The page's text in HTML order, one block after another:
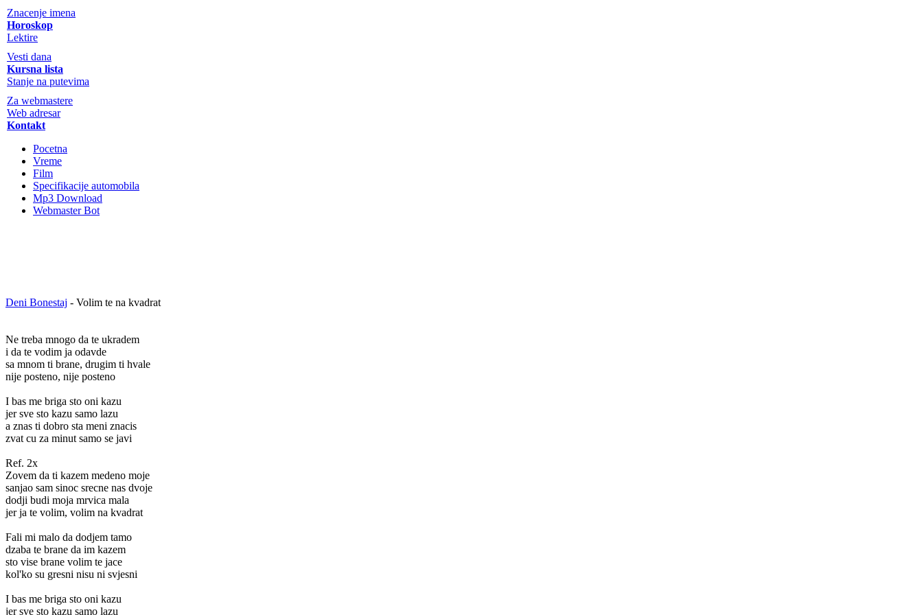
Znacenje imena
Horoskop
Lektire
Vesti dana
Kursna lista
Stanje na putevima
Za webmastere
Web adresar
Kontakt
Pocetna
Vreme
Film
Specifikacije automobila
Mp3 Download
Webmaster Bot
Deni Bonestaj - Volim te na kvadrat
Ne treba mnogo da te ukradem
i da te vodim ja odavde
sa mnom ti brane, drugim ti hvale
nije posteno, nije posteno
I bas me briga sto oni kazu
jer sve sto kazu samo lazu
a znas ti dobro sta meni znacis
zvat cu za minut samo se javi
Ref. 2x
Zovem da ti kazem medeno moje
sanjao sam sinoc srecne nas dvoje
dodji budi moja mrvica mala
jer ja te volim, volim na kvadrat
Fali mi malo da dodjem tamo
dzaba te brane da im kazem
sto vise brane volim te jace
kol'ko su gresni nisu ni svjesni
I bas me briga sto oni kazu
jer sve sto kazu samo lazu